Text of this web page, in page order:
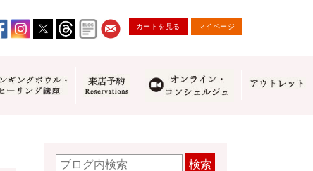
カートを見る マイページ
検索